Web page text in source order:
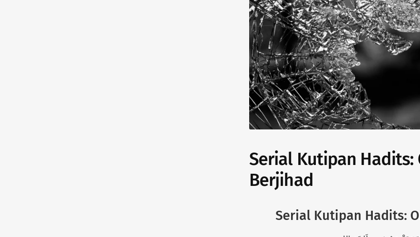
Serial Kutipan Hadits:
Berjihad
Serial Kutipan Hadits: